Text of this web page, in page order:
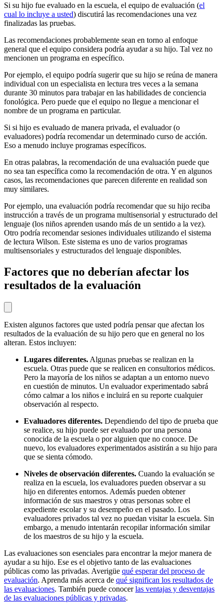
Si su hijo fue evaluado en la escuela, el equipo de evaluación (el
cual lo incluye a usted) discutirá las recomendaciones una vez
finalizadas las pruebas.
Las recomendaciones probablemente sean en torno al enfoque
general que el equipo considera podría ayudar a su hijo. Tal vez no
mencionen un programa en específico.
Por ejemplo, el equipo podría sugerir que su hijo se reúna de manera
individual con un especialista en lectura tres veces a la semana
durante 30 minutos para trabajar en las habilidades de conciencia
fonológica. Pero puede que el equipo no llegue a mencionar el
nombre de un programa en particular.
Si si hijo es evaluado de manera privada, el evaluador (o
evaluadores) podría recomendar un determinado curso de acción.
Eso a menudo incluye programas específicos.
En otras palabras, la recomendación de una evaluación puede que
no sea tan específica como la recomendación de otra. Y en algunos
casos, las recomendaciones que parecen diferente en realidad son
muy similares.
Por ejemplo, una evaluación podría recomendar que su hijo reciba
instrucción a través de un programa multisensorial y estructurado del
lenguaje (los niños aprenden usando más de un sentido a la vez).
Otro podría recomendar sesiones individuales utilizando el sistema
de lectura Wilson. Este sistema es uno de varios programas
multisensoriales y estructurados del lenguaje disponibles.
Factores que no deberían afectar los
resultados de la evaluación
Existen algunos factores que usted podría pensar que afectan los
resultados de la evaluación de su hijo pero que en general no los
alteran. Estos incluyen:
Lugares diferentes. Algunas pruebas se realizan en la
escuela. Otras puede que se realicen en consultorios médicos.
Pero la mayoría de los niños se adaptan a un entorno nuevo
en cuestión de minutos. Un evaluador experimentado sabrá
cómo calmar a los niños e incluirá en su reporte cualquier
observación al respecto.
Evaluadores diferentes. Dependiendo del tipo de prueba que
se realice, su hijo puede ser evaluado por una persona
conocida de la escuela o por alguien que no conoce. De
nuevo, los evaluadores experimentados asistirán a su hijo para
que se sienta cómodo.
Niveles de observación diferentes. Cuando la evaluación se
realiza en la escuela, los evaluadores pueden observar a su
hijo en diferentes entornos. Además pueden obtener
información de sus maestros y otras personas sobre el
expediente escolar y su desempeño en el pasado. Los
evaluadores privados tal vez no puedan visitar la escuela. Sin
embargo, a menudo intentarán recopilar información similar
de los maestros de su hijo y la escuela.
Las evaluaciones son esenciales para encontrar la mejor manera de
ayudar a su hijo. Ese es el objetivo tanto de las evaluaciones
públicas como las privadas. Averigüe qué esperar del proceso de
evaluación. Aprenda más acerca de qué significan los resultados de
las evaluaciones. También puede conocerlas ventajas y desventajas
de las evaluaciones públicas y privadas.